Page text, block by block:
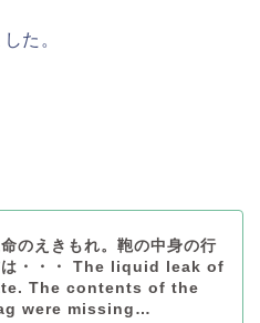
た。
のえきもれ。鞄の中身の行
は・・・ The liquid leak of
The contents of the
were missing…